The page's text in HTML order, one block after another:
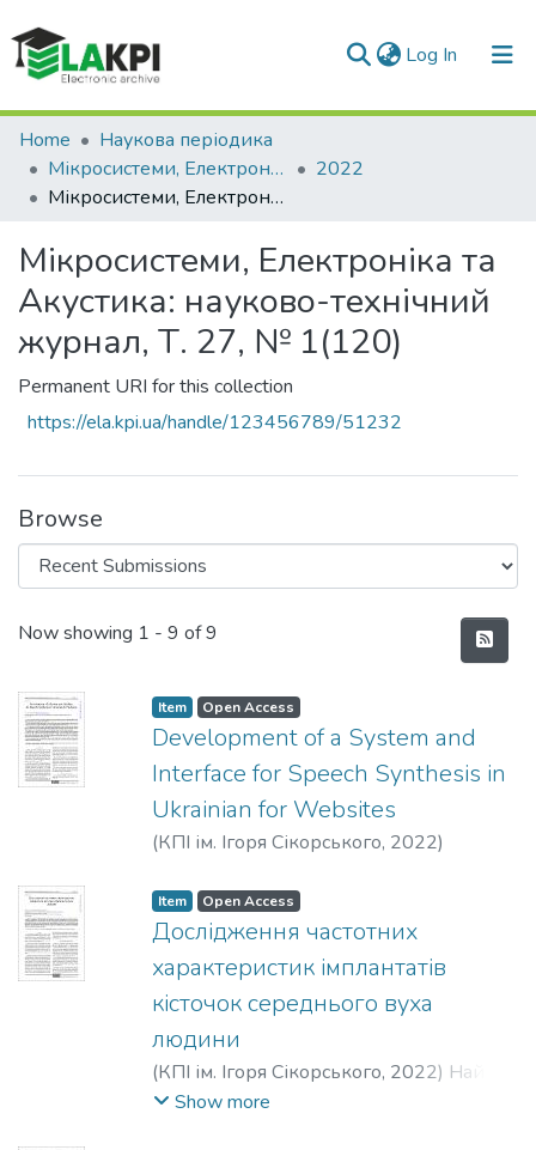
Log In (current)
Communities & Collections
All of DSpace
Home
Наукова періодика
Мікросистеми, Електроніка та Акустика
2022
Мікросистеми, Електроніка та Акустика: науково-технічний журнал, Т. 27, № 1(120)
Мікросистеми, Електроніка та
Акустика: науково-технічний
журнал, Т. 27, № 1(120)
Permanent URI for this collection
https://ela.kpi.ua/handle/123456789/51232
Browse
Recent Submissions
Now showing 1 - 9 of 9
Item Open Access
Development of a System and
Interface for Speech Synthesis in
Ukrainian for Websites
(КПІ ім. Ігоря Сікорського, 2022)
Item Open Access
Дослідження частотних
характеристик імплантатів
кісточок середнього вуха
людини
(КПІ ім. Ігоря Сікорського, 2022) Найда,
М. С.Show more